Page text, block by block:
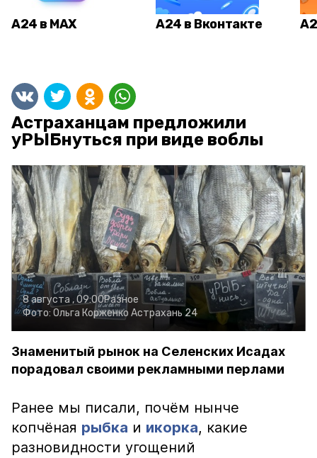
А24 в MAX А24 в Вконтакте
Астраханцам предложили
уРЫБнуться при виде воблы
8 августа , 09:00Разное
Фото: Ольга Корженко Астрахань 24
Знаменитый рынок на Селенских Исадах
порадовал своими рекламными перлами
Ранее мы писали, почём нынче
копчёная рыбка и икорка, какие
разновидности угощений